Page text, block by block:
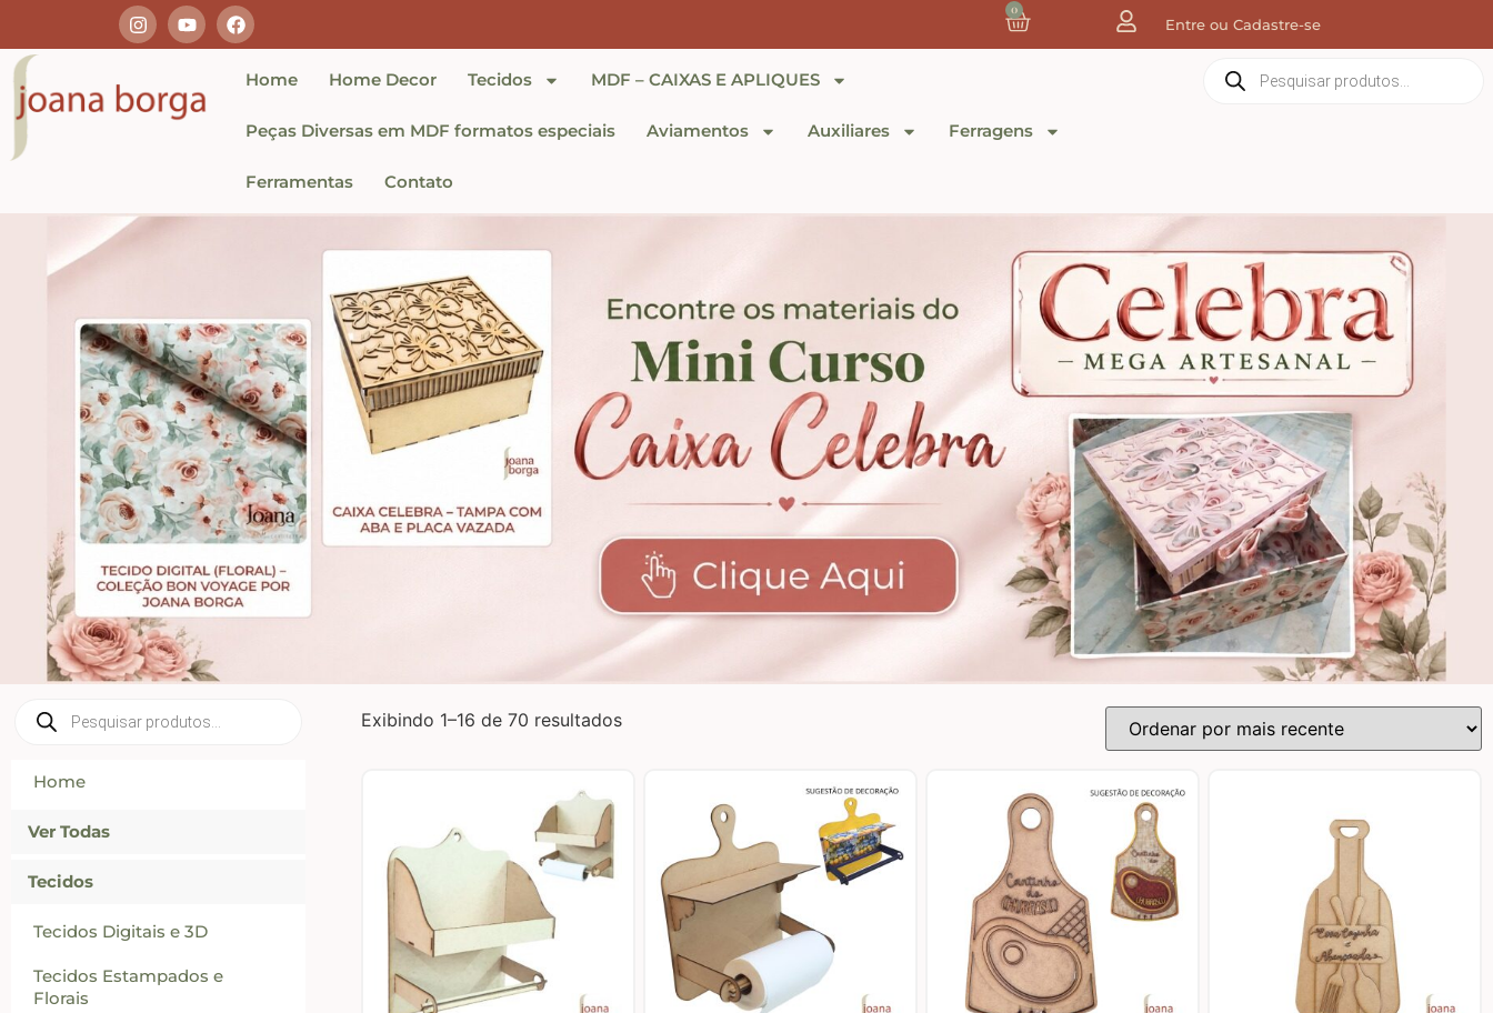
0
Entre ou Cadastre-se
Home Home Decor Tecidos MDF – CAIXAS E APLIQUES
Peças Diversas em MDF formatos especiais Aviamentos Auxiliares Ferragens
Ferramentas Contato
Home
Ver Todas
Tecidos
Tecidos Digitais e 3D
Tecidos Estampados e
Florais
Exibindo 1–16 de 70 resultados